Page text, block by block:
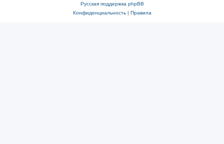
Русская поддержка phpBB
Конфиденциальность| Правила